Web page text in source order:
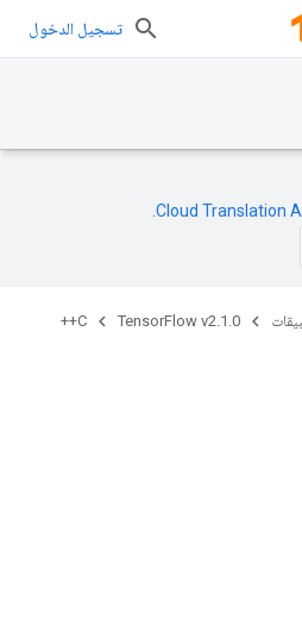
تسجيل الدخول
Cloud Translation
TensorFlow v2.1.0
C++